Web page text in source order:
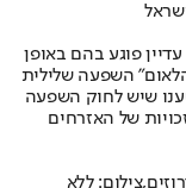
פוגע בהם באופן
הלאום" השפעה שלילית
שלהם, לעומת 2.8% בלבד שענו שיש לחוק השפעה
הזכויות של האזרחים
ללא